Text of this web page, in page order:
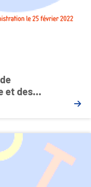
et des